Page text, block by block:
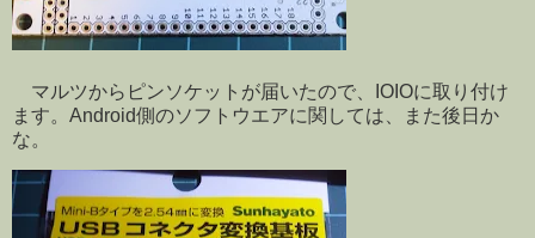
マルツからピンソケットが届いたので、IOIOに取り付け
ます。Android側のソフトウエアに関しては、また後日か
な。